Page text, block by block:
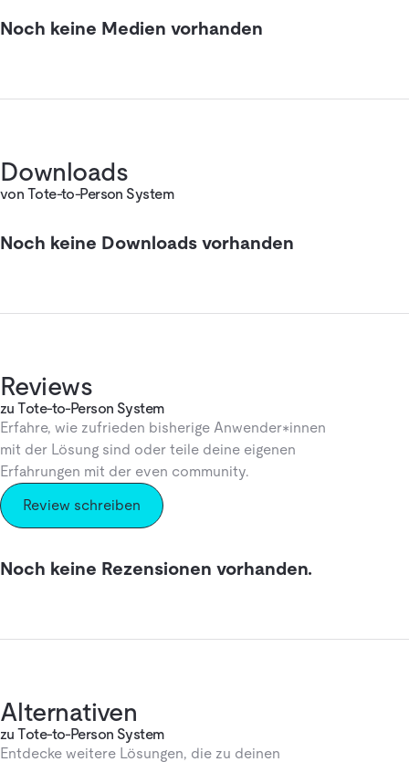
Noch keine Medien vorhanden
Downloads
von Tote-to-Person System
Noch keine Downloads vorhanden
Reviews
zu Tote-to-Person System
Erfahre, wie zufrieden bisherige Anwender*innen
mit der Lösung sind oder teile deine eigenen
Erfahrungen mit der even community.
Review schreiben
Noch keine Rezensionen vorhanden.
Alternativen
zu Tote-to-Person System
Entdecke weitere Lösungen, die zu deinen